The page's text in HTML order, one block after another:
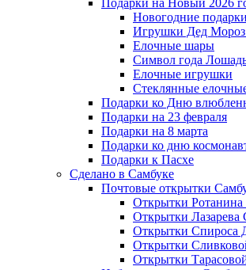
Подарки на Новый 2026
Новогодние подарки
Игрушки Дед Мороз
Елочные шары
Символ года
Елочные игрушки
Стеклянные
Подарки ко Дню
Подарки на 23 февраля
Подарки на 8 марта
Подарки ко дню
Подарки к Пасхе
Сделано в Самбуке
Почтовые открытки
Открытки Ротанина
Открытки Лазарева
Открытки Спироса
Открытки
Открытки